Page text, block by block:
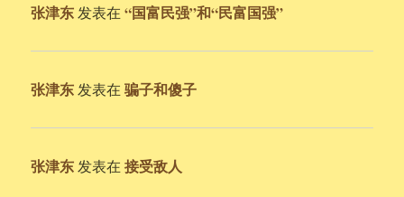
张津东 发表在“国富民强”和“民富国强”
张津东 发表在骗子和傻子
张津东 发表在接受敌人